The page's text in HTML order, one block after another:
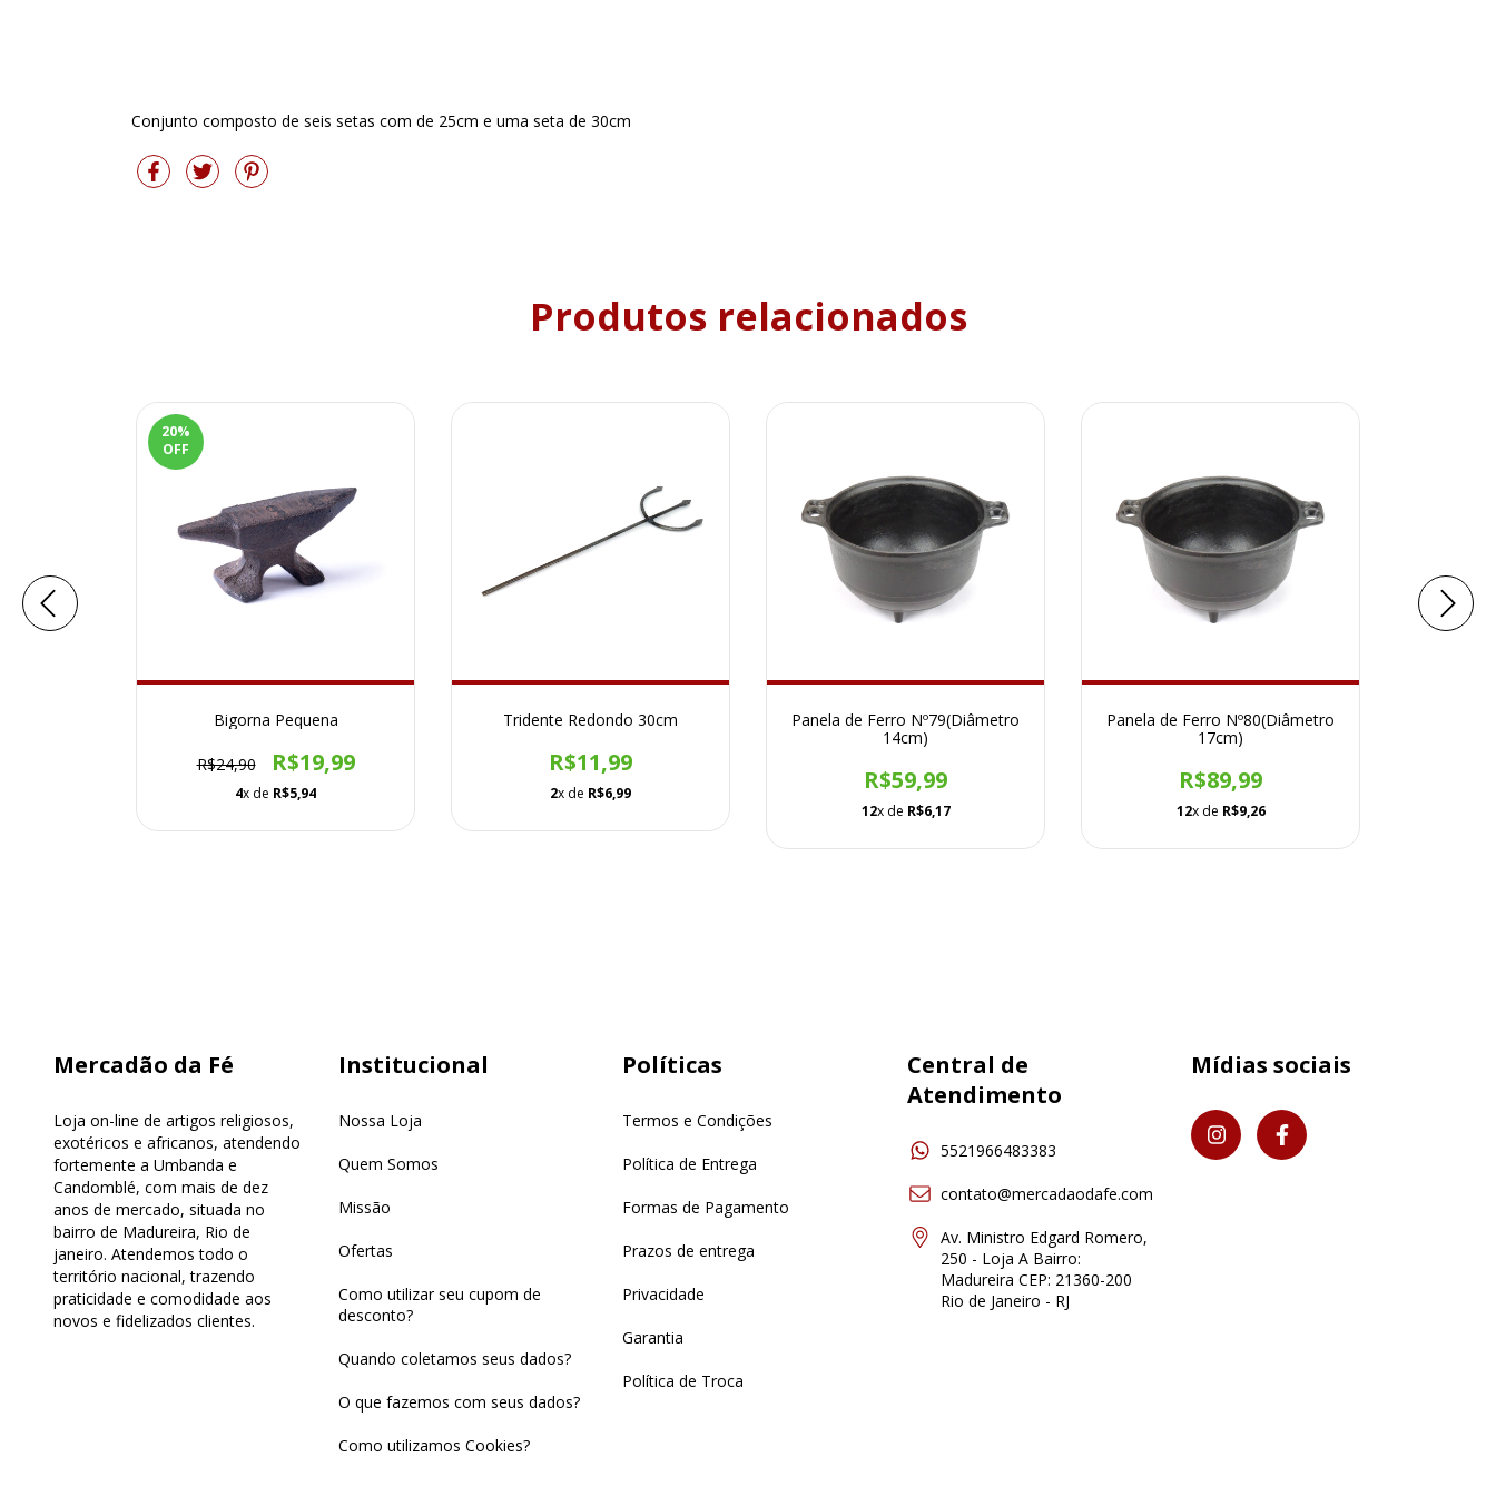
Conjunto composto de seis setas com de 25cm e uma seta de 30cm
Produtos relacionados
20%
OFF
Bigorna Pequena
R$24,90 R$19,99
4x de R$5,94
Tridente Redondo 30cm
R$11,99
2x de R$6,99
Panela de Ferro Nº79(Diâmetro
14cm)
R$59,99
12x de R$6,17
Panela de Ferro Nº80(Diâmetro
17cm)
R$89,99
12x de R$9,26
Mercadão da Fé
Loja on-line de artigos religiosos,
exotéricos e africanos, atendendo
fortemente a Umbanda e
Candomblé, com mais de dez
anos de mercado, situada no
bairro de Madureira, Rio de
janeiro. Atendemos todo o
território nacional, trazendo
praticidade e comodidade aos
novos e fidelizados clientes.
Institucional
Nossa Loja
Quem Somos
Missão
Ofertas
Como utilizar seu cupom de
desconto?
Quando coletamos seus dados?
O que fazemos com seus dados?
Como utilizamos Cookies?
Políticas
Termos e Condições
Política de Entrega
Formas de Pagamento
Prazos de entrega
Privacidade
Garantia
Política de Troca
Central de
Atendimento
5521966483383
contato@mercadaodafe.com
Av. Ministro Edgard Romero,
250 - Loja A Bairro:
Madureira CEP: 21360-200
Rio de Janeiro - RJ
Mídias sociais